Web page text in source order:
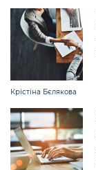
Крістіна Бєлякова